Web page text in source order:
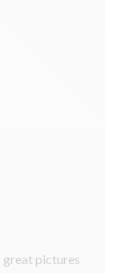
great pictures